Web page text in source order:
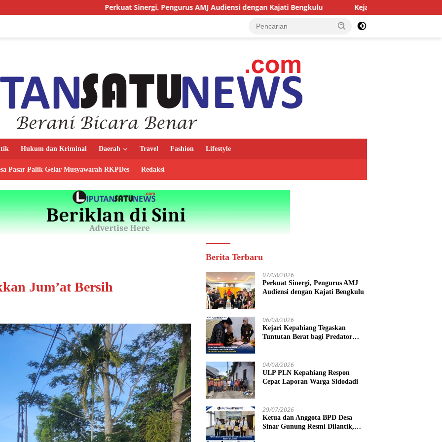
Perkuat Sinergi, Pengurus AMJ Audiensi dengan Kajati Bengkulu Kejari Kepahiang Tegaskan Tuntutan Berat
Hukum dan Kriminal Daerah Travel Fashion Lifestyle
Pasar Palik Gelar Musyawarah RKPDes Redaksi
Jum’at Bersih
Berita Terbaru
07/08/2026
Perkuat Sinergi, Pengurus AMJ
Audiensi dengan Kajati Bengkulu
06/08/2026
Kejari Kepahiang Tegaskan
Tuntutan Berat bagi Predator
Vonis Hakim 18 Tahun Penjara
04/08/2026
ULP PLN Kepahiang Respon
Cepat Laporan Warga Sidodadi
29/07/2026
Ketua dan Anggota BPD Desa
Sinar Gunung Resmi Dilantik,